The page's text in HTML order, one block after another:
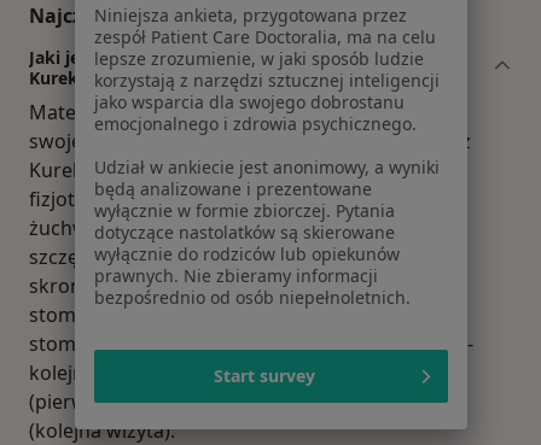
Najczęściej zadawane pytania
Jaki jest zakres porad oferowanych przez Mateusz
Kurek?
Mateusz Kurek to fizjoterapeuta. Na podstawie
swojego doświadczenia i wykształcenia Mateusz
Kurek oferuje usługi takie jak: pogotowie
fizjoterapeutyczne, terapia stawów skroniowo-
żuchwowych, Fizjoterapia szczęki, fizjoterapia
szczękowo- twarzowa, Rehabilitacja stawów
skroniowo-żuchwowych, rehabilitacja
stomatologiczna - pierwsza wizyta, rehabilitacja
stomatologiczna, rehabilitacja stomatologiczna -
kolejna wizyta, Fizjoterapia stomatologiczna
(pierwsza wizyta), Fizjoterapia stomatologiczna
(kolejna wizyta).
Niniejsza ankieta, przygotowana przez
zespół Patient Care Doctoralia, ma na celu
lepsze zrozumienie, w jaki sposób ludzie
korzystają z narzędzi sztucznej inteligencji
jako wsparcia dla swojego dobrostanu
emocjonalnego i zdrowia psychicznego.
Udział w ankiecie jest anonimowy, a wyniki
będą analizowane i prezentowane
wyłącznie w formie zbiorczej. Pytania
dotyczące nastolatków są skierowane
wyłącznie do rodziców lub opiekunów
prawnych. Nie zbieramy informacji
bezpośrednio od osób niepełnoletnich.
Start survey